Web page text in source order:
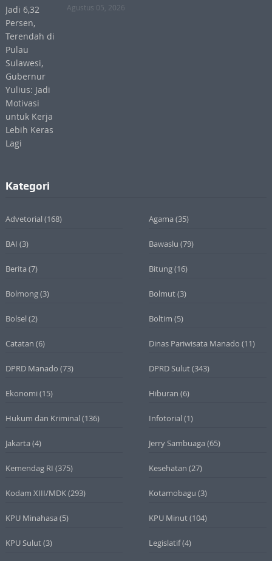
Agustus 05, 2026
Kategori
Advetorial (168) Agama (35)
BAI (3) Bawaslu (79)
Berita (7) Bitung(16)
Bolmong(3) Bolmut(3)
Bolsel (2) Boltim (5)
Catatan (6) Dinas Pariwisata Manado (11)
DPRD Manado (73) DPRD Sulut(343)
Ekonomi (15) Hiburan (6)
Hukum dan Kriminal (136) Infotorial (1)
Jakarta (4) Jerry Sambuaga (65)
Kemendag RI (375) Kesehatan (27)
Kodam XIII/MDK(293) Kotamobagu (3)
KPU Minahasa (5) KPU Minut(104)
KPU Sulut(3) Legislatif(4)